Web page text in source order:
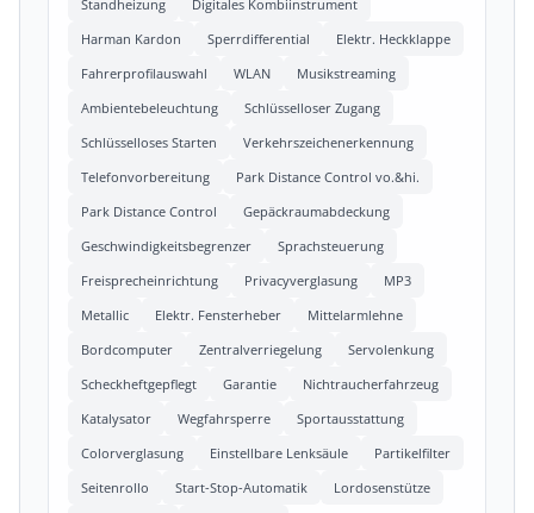
Standheizung
Digitales Kombiinstrument
Harman Kardon
Sperrdifferential
Elektr. Heckklappe
Fahrerprofilauswahl
WLAN
Musikstreaming
Ambientebeleuchtung
Schlüsselloser Zugang
Schlüsselloses Starten
Verkehrszeichenerkennung
Telefonvorbereitung
Park Distance Control vo.&hi.
Park Distance Control
Gepäckraumabdeckung
Geschwindigkeitsbegrenzer
Sprachsteuerung
Freisprecheinrichtung
Privacyverglasung
MP3
Metallic
Elektr. Fensterheber
Mittelarmlehne
Bordcomputer
Zentralverriegelung
Servolenkung
Scheckheftgepflegt
Garantie
Nichtraucherfahrzeug
Katalysator
Wegfahrsperre
Sportausstattung
Colorverglasung
Einstellbare Lenksäule
Partikelfilter
Seitenrollo
Start-Stop-Automatik
Lordosenstütze